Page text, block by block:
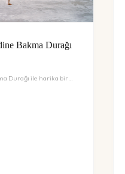
Bakma Durağı
Durağı ile harika bir